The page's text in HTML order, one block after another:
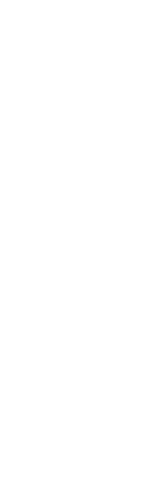
para nadar
por mar.
años y un
con
de la